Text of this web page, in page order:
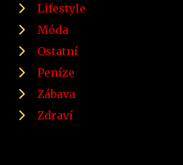
Lifestyle
Móda
Ostatní
Peníze
Zábava
Zdraví